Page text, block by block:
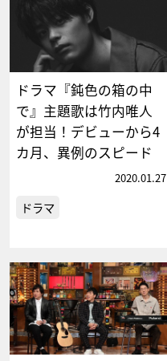
ドラマ『鈍色の箱の中
で』主題歌は竹内唯人
が担当！デビューから4
カ月、異例のスピード
2020.01.27
ドラマ